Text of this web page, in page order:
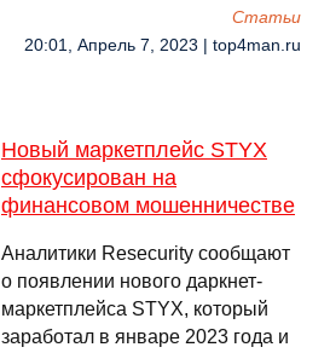
Cтатьи
20:01, Апрель 7, 2023 | top4man.ru
Новый маркетплейс STYX
сфокусирован на
финансовом мошенничестве
Аналитики Resecurity сообщают
о появлении нового даркнет-
маркетплейса STYX, который
заработал в январе 2023 года и